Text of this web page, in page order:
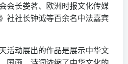
会长娄茗、欧洲时报文化传媒
社社长钟诚等百余名中法嘉宾
活动展出的作品是展示中华文